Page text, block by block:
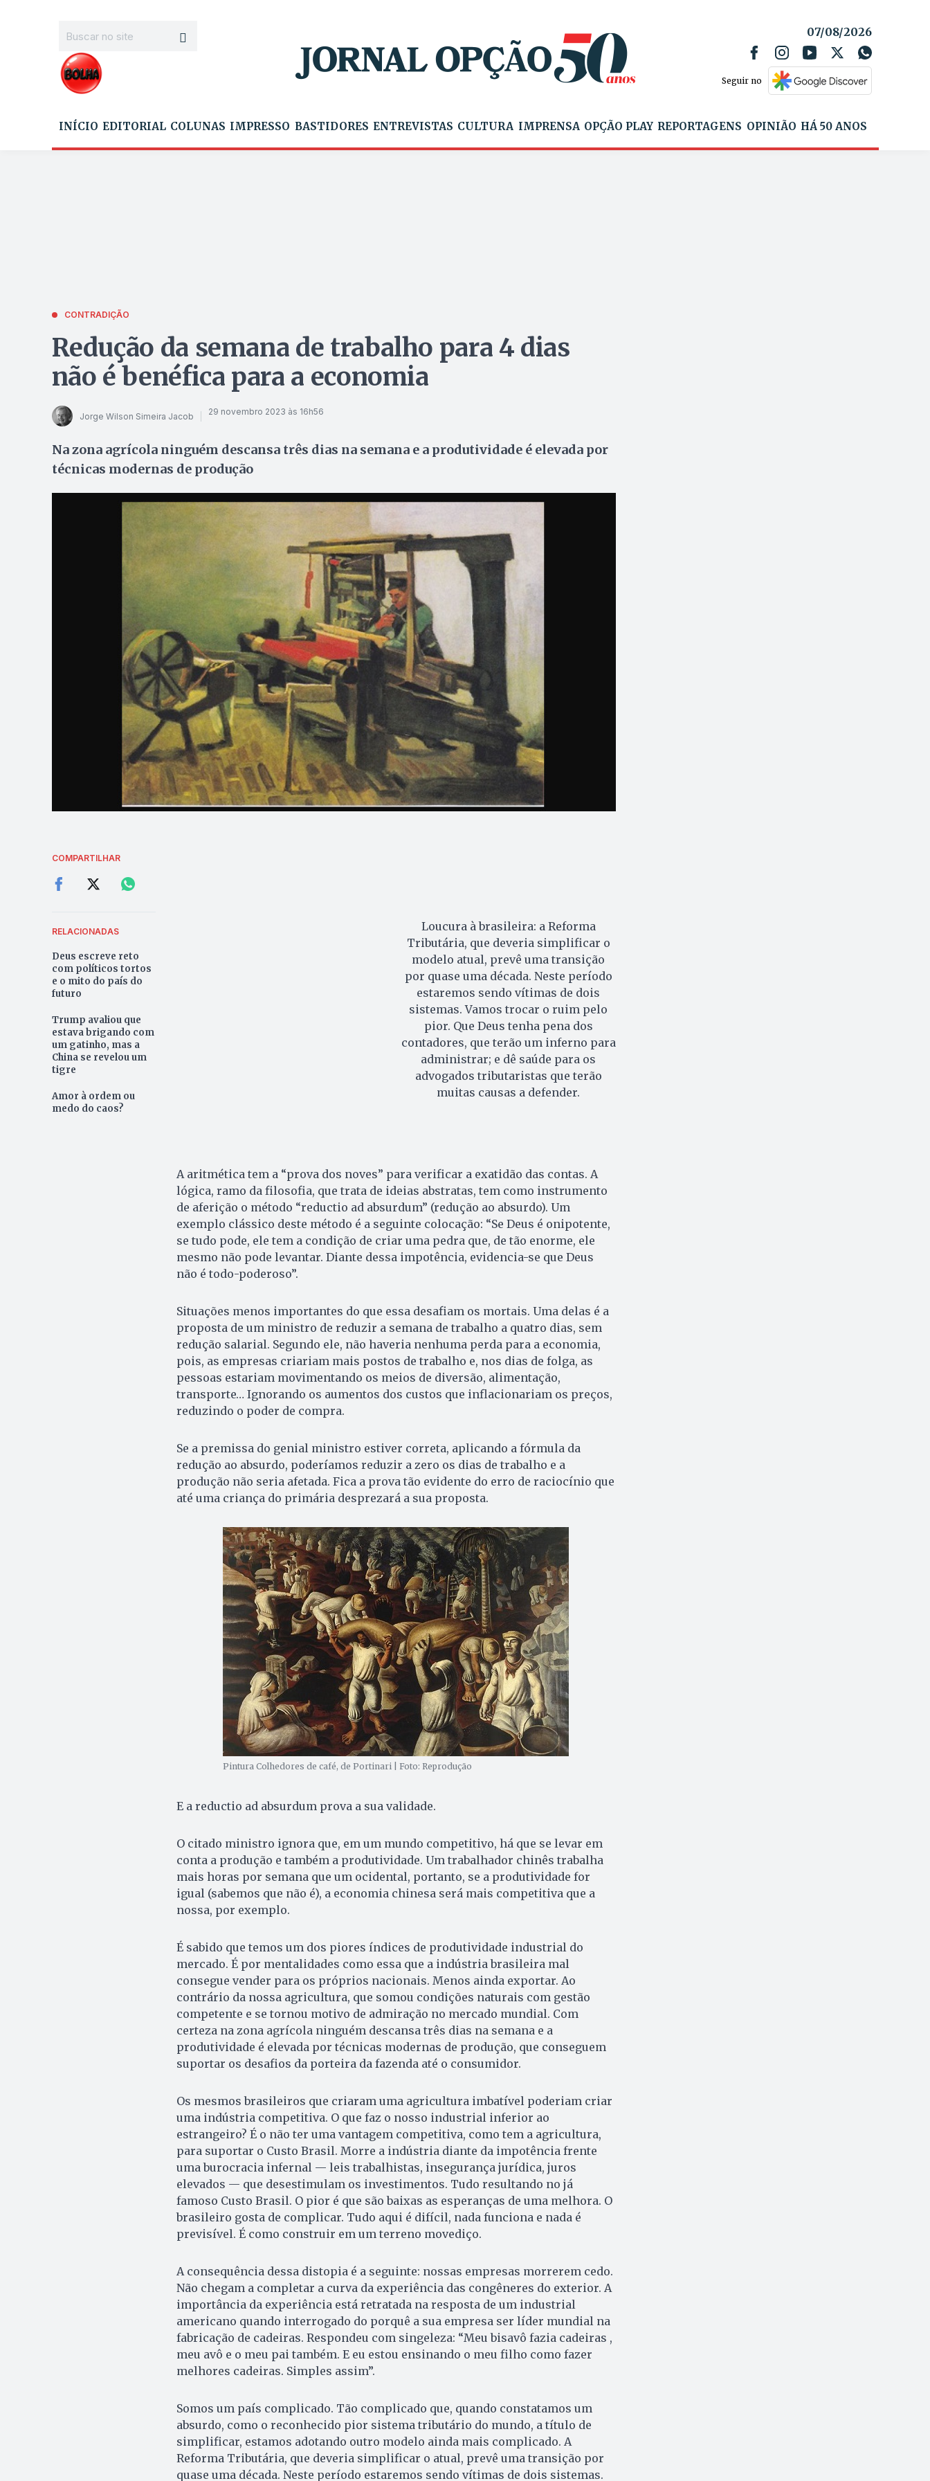
07/08/2026
Seguir no
INÍCIO EDITORIAL COLUNAS IMPRESSO BASTIDORES ENTREVISTAS CULTURA IMPRENSA OPÇÃO PLAY REPORTAGENS OPINIÃO HÁ 50 ANOS
CONTRADIÇÃO
Redução da semana de trabalho para 4 dias
não é benéfica para a economia
Jorge Wilson Simeira Jacob 29 novembro 2023 às 16h56
Na zona agrícola ninguém descansa três dias na semana e a produtividade é elevada por
técnicas modernas de produção
COMPARTILHAR
RELACIONADAS
Deus escreve reto
com políticos tortos
e o mito do país do
futuro
Trump avaliou que
estava brigando com
um gatinho, mas a
China se revelou um
tigre
Amor à ordem ou
medo do caos?
Loucura à brasileira: a Reforma
Tributária, que deveria simplificar o
modelo atual, prevê uma transição
por quase uma década. Neste período
estaremos sendo vítimas de dois
sistemas. Vamos trocar o ruim pelo
pior. Que Deus tenha pena dos
contadores, que terão um inferno para
administrar; e dê saúde para os
advogados tributaristas que terão
muitas causas a defender.
A aritmética tem a “prova dos noves” para verificar a exatidão das contas. A
lógica, ramo da filosofia, que trata de ideias abstratas, tem como instrumento
de aferição o método “reductio ad absurdum” (redução ao absurdo). Um
exemplo clássico deste método é a seguinte colocação: “Se Deus é onipotente,
se tudo pode, ele tem a condição de criar uma pedra que, de tão enorme, ele
mesmo não pode levantar. Diante dessa impotência, evidencia-se que Deus
não é todo-poderoso”.
Situações menos importantes do que essa desafiam os mortais. Uma delas é a
proposta de um ministro de reduzir a semana de trabalho a quatro dias, sem
redução salarial. Segundo ele, não haveria nenhuma perda para a economia,
pois, as empresas criariam mais postos de trabalho e, nos dias de folga, as
pessoas estariam movimentando os meios de diversão, alimentação,
transporte… Ignorando os aumentos dos custos que inflacionariam os preços,
reduzindo o poder de compra.
Se a premissa do genial ministro estiver correta, aplicando a fórmula da
redução ao absurdo, poderíamos reduzir a zero os dias de trabalho e a
produção não seria afetada. Fica a prova tão evidente do erro de raciocínio que
até uma criança do primária desprezará a sua proposta.
Pintura Colhedores de café, de Portinari | Foto: Reprodução
E a reductio ad absurdum prova a sua validade.
O citado ministro ignora que, em um mundo competitivo, há que se levar em
conta a produção e também a produtividade. Um trabalhador chinês trabalha
mais horas por semana que um ocidental, portanto, se a produtividade for
igual (sabemos que não é), a economia chinesa será mais competitiva que a
nossa, por exemplo.
É sabido que temos um dos piores índices de produtividade industrial do
mercado. É por mentalidades como essa que a indústria brasileira mal
consegue vender para os próprios nacionais. Menos ainda exportar. Ao
contrário da nossa agricultura, que somou condições naturais com gestão
competente e se tornou motivo de admiração no mercado mundial. Com
certeza na zona agrícola ninguém descansa três dias na semana e a
produtividade é elevada por técnicas modernas de produção, que conseguem
suportar os desafios da porteira da fazenda até o consumidor.
Os mesmos brasileiros que criaram uma agricultura imbatível poderiam criar
uma indústria competitiva. O que faz o nosso industrial inferior ao
estrangeiro? É o não ter uma vantagem competitiva, como tem a agricultura,
para suportar o Custo Brasil. Morre a indústria diante da impotência frente
uma burocracia infernal — leis trabalhistas, insegurança jurídica, juros
elevados — que desestimulam os investimentos. Tudo resultando no já
famoso Custo Brasil. O pior é que são baixas as esperanças de uma melhora. O
brasileiro gosta de complicar. Tudo aqui é difícil, nada funciona e nada é
previsível. É como construir em um terreno movediço.
A consequência dessa distopia é a seguinte: nossas empresas morrerem cedo.
Não chegam a completar a curva da experiência das congêneres do exterior. A
importância da experiência está retratada na resposta de um industrial
americano quando interrogado do porquê a sua empresa ser líder mundial na
fabricação de cadeiras. Respondeu com singeleza: “Meu bisavô fazia cadeiras ,
meu avô e o meu pai também. E eu estou ensinando o meu filho como fazer
melhores cadeiras. Simples assim”.
Somos um país complicado. Tão complicado que, quando constatamos um
absurdo, como o reconhecido pior sistema tributário do mundo, a título de
simplificar, estamos adotando outro modelo ainda mais complicado. A
Reforma Tributária, que deveria simplificar o atual, prevê uma transição por
quase uma década. Neste período estaremos sendo vítimas de dois sistemas.